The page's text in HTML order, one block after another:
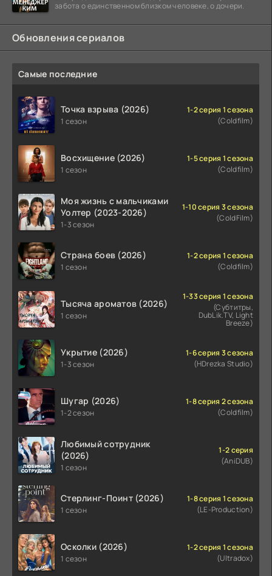
забота о единственном близком человеке, о дочери.
Обновления сериалов
Самые последние
Точка взрыва (2026)
1 сезон
1-2 серия 1 сезона
(Coldfilm)
Восхищение (2026)
1 сезон
1-5 серия 1 сезона
(Coldfilm)
Моя жизнь с мальчиками
Уолтер (2023-2026)
1-3 сезон
1-10 серия 3 сезона
(ColdFilm)
Страна боев (2026)
1 сезон
1-2 серия 1 сезона
(Coldfilm)
Тысяча ароматов (2026)
1 сезон
1-33 серия 1 сезона
(Субтитры,
DubLik.TV, Light
Breeze)
Укрытие (2026)
1-3 сезон
1-6 серия 3 сезона
(HDrezka Studio)
Шугар (2026)
1-2 сезон
1-8 серия 2 сезона
(Coldfilm)
Любимый сотрудник
(2026)
1 сезон
1-2 серия
(AniDUB)
Стерлинг-Поинт (2026)
1 сезон
1-8 серия 1 сезона
(LE-Production)
Осколки (2026)
1 сезон
1-2 серия 1 сезона
(Ultradox)